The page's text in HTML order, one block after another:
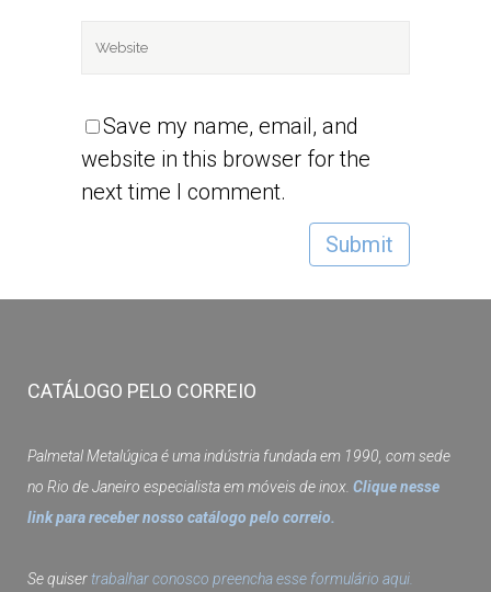
Save my name, email, and
website in this browser for the
next time I comment.
CATÁLOGO PELO CORREIO
Palmetal Metalúgica é uma indústria fundada em 1990, com sede
no Rio de Janeiro especialista em móveis de inox. Clique nesse
link para receber nosso catálogo pelo correio.
Se quisertrabalhar conosco preencha esse formulário aqui.